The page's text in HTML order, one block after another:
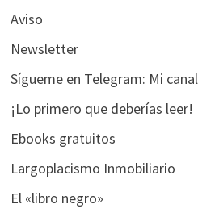
Aviso
Newsletter
Sígueme en Telegram: Mi
¡Lo primero que deberías leer!
Ebooks gratuitos
Largoplacismo Inmobiliario
El «libro negro»
Marketing
intereses y
mientras visitas
nuestro sitio,
posibilidad de
ver contenido y
ofertas
personalizados.